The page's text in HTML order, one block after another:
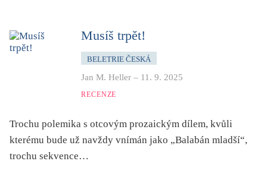
moderní klasika (do 60. let)
náboženství, víra
násilí
nemoc, zdraví, životní styl
nové technologie, AI
Musíš trpět!
BELETRIE ČESKÁ
Jan M. Heller – 11. 9. 2025
RECENZE
Trochu polemika s otcovým prozaickým dílem, kvůli
kterému bude už navždy vnímán jako „Balabán mladší“,
trochu sekvence…